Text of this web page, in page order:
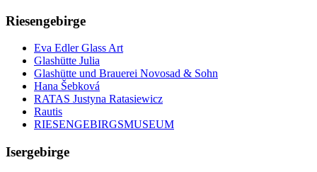
Riesengebirge
Eva Edler Glass Art
Glashütte Julia
Glashütte und Brauerei Novosad & Sohn
Hana Šebková
RATAS Justyna Ratasiewicz
Rautis
RIESENGEBIRGSMUSEUM
Isergebirge